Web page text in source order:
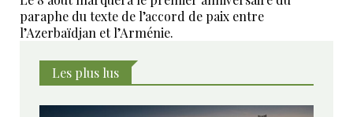
paraphe du texte de l’accord de paix entre
l’Azerbaïdjan et l’Arménie.
Les plus lus